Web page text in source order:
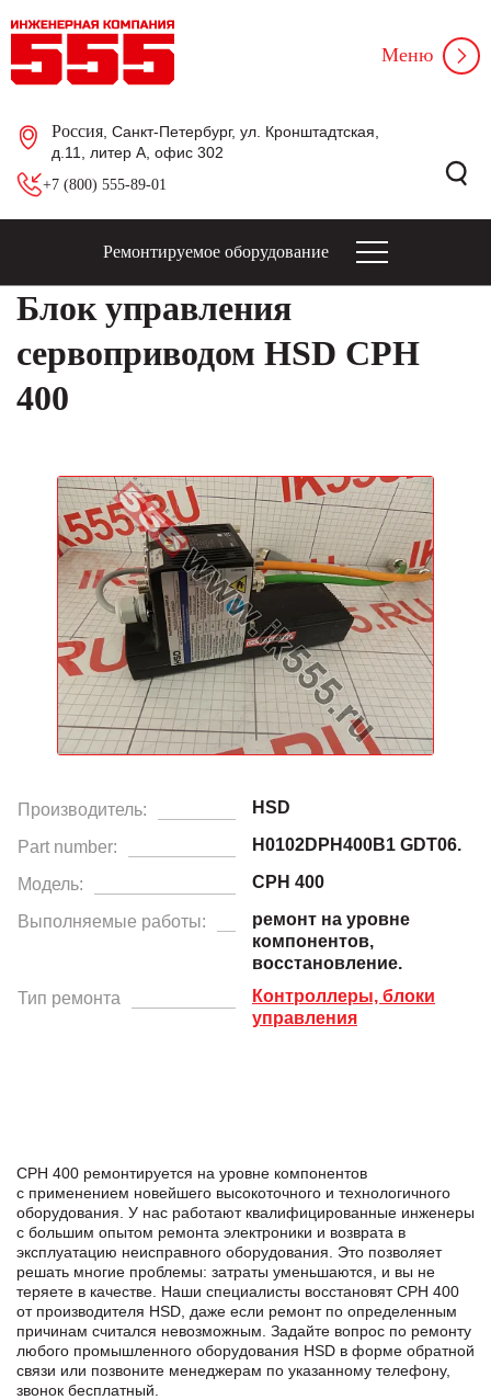
Россия , Санкт-Петербург, ул. Кронштадтская,
д.11, литер А, офис 302
+7 (800) 555-89-01
Меню
Ремонтируемое оборудование
Блок управления
сервоприводом HSD CPH
400
Производитель: HSD
Part number: H0102DPH400B1 GDT06.
Модель: CPH 400
Выполняемые работы:
ремонт на уровне
компонентов,
восстановление.
Тип ремонта
Контроллеры, блоки
управления
CPH 400 ремонтируется на уровне компонентов
с применением новейшего высокоточного и технологичного
оборудования. У нас работают квалифицированные инженеры
с большим опытом ремонта электроники и возврата в
эксплуатацию неисправного оборудования. Это позволяет
решать многие проблемы: затраты уменьшаются, и вы не
теряете в качестве. Наши специалисты восстановят CPH 400
от производителя HSD, даже если ремонт по определенным
причинам считался невозможным. Задайте вопрос по ремонту
любого промышленного оборудования HSD в формe обратной
связи или позвоните менеджерам по указанному телефону,
звонок бесплатный.